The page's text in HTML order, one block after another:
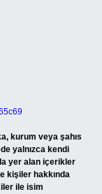
kurum veya şahıs
yalnızca kendi
yer alan içerikler
kişiler hakkında
ile isim